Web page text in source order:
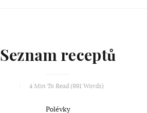
Seznam receptů
4 MinTo Read (991 Words)
Polévky